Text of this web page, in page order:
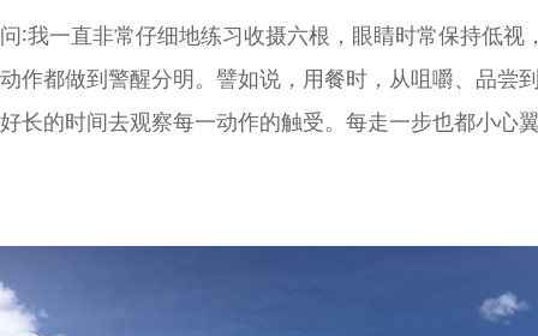
问∶我一直非常仔细地练习收摄六根，眼睛时常保持低视
动作都做到警醒分明。譬如说，用餐时，从咀嚼、品尝
好长的时间去观察每一动作的触受。每走一步也都小心